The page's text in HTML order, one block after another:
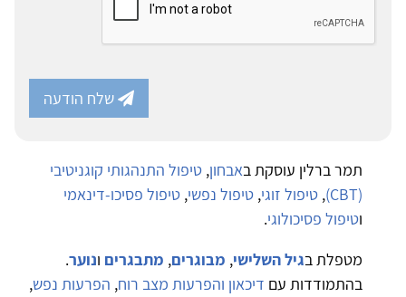
שלח הודעה
תמר ברלין עוסקת באבחון, טיפול התנהגותי קוגניטיבי
(CBT)
, טיפול זוגי, טיפול נפשי, טיפול פסיכו-דינאמי
וטיפול פסיכולוגי.
מטפלת בגיל השלישי, מבוגרים, מתבגרים ונוער.
בהתמודדות עם דיכאון והפרעות מצב רוח, הפרעות נפש,